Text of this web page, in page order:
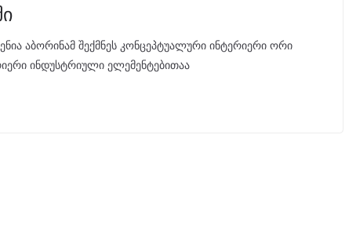
აბორინამ შექმნეს კონცეპტუალური ინტერიერი ორი
ინდუსტრიული ელემენტებითაა